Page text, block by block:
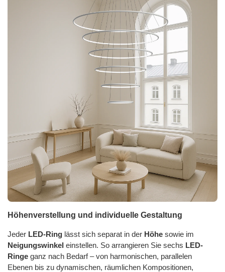
Höhenverstellung und individuelle Gestaltung
Jeder LED-Ring lässt sich separat in der Höhe sowie im
Neigungswinkel einstellen. So arrangieren Sie sechs LED-
Ringe ganz nach Bedarf – von harmonischen, parallelen
Ebenen bis zu dynamischen, räumlichen Kompositionen,